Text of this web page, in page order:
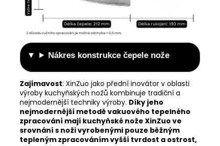
Nákres konstrukce čepele nože
Zajímavost: XinZuo jako přední inovátor v oblasti
výroby kuchyňských nožů kombinuje tradiční a
nejmodernější techniky výroby. Díky jeho
nejmodernější metodě vakuového tepelného
zpracování mají kuchyňské nože XinZuo ve
srovnání s noži vyrobenými pouze běžným
tepleným zpracováním vyšší tvrdost a ostrost,